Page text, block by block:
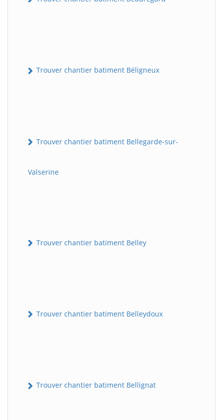
Trouver chantier batiment Béligneux
Trouver chantier batiment Bellegarde-sur-
Valserine
Trouver chantier batiment Belley
Trouver chantier batiment Belleydoux
Trouver chantier batiment Bellignat